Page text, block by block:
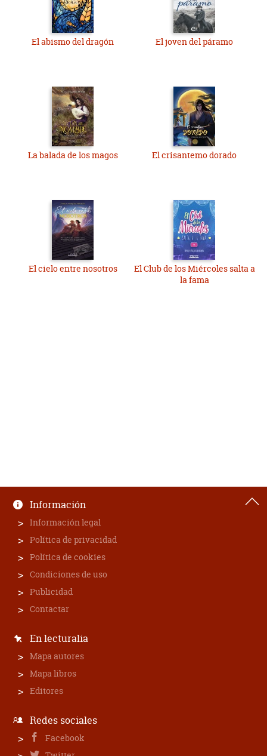
El abismo del dragón El joven del páramo
La balada de los magos El crisantemo dorado
El cielo entre nosotros
El Club de los Miércoles salta a
la fama
Información
Información legal
Política de privacidad
Política de cookies
Condiciones de uso
Publicidad
Contactar
En lecturalia
Mapa autores
Mapa libros
Editores
Redes sociales
Facebook